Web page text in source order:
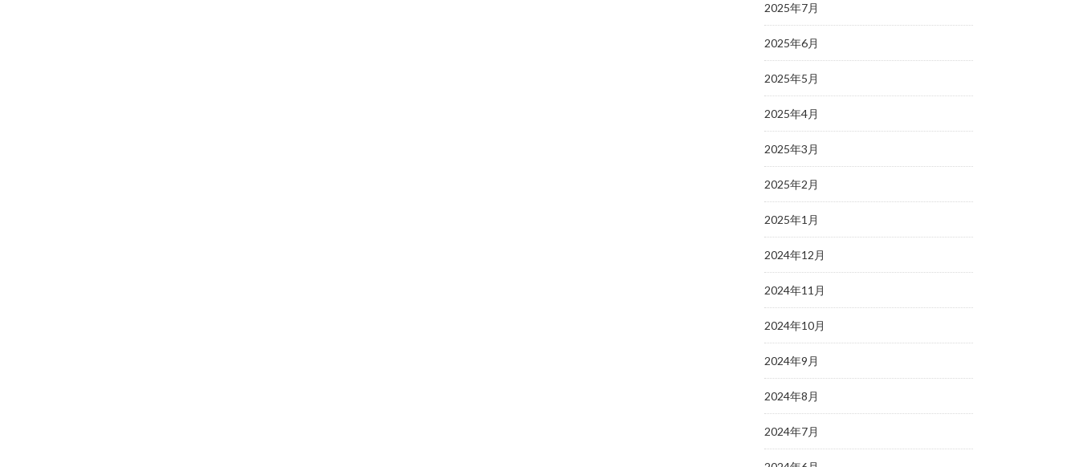
2025年7月
2025年6月
2025年5月
2025年4月
2025年3月
2025年2月
2025年1月
2024年12月
2024年11月
2024年10月
2024年9月
2024年8月
2024年7月